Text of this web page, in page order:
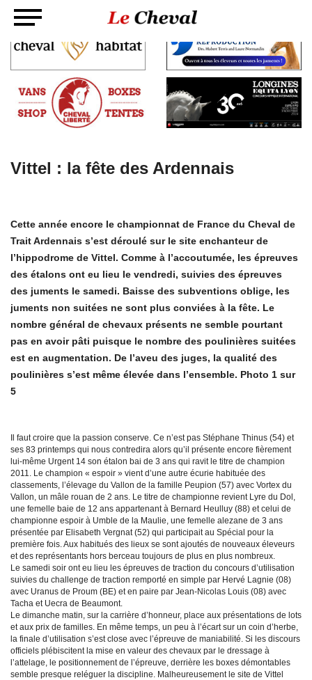
Vittel : la fête des Ardennais
Cette année encore le championnat de France du Cheval de
Trait Ardennais s’est déroulé sur le site enchanteur de
l’hippodrome de Vittel. Comme à l’accoutumée, les épreuves
des étalons ont eu lieu le vendredi, suivies des épreuves
des juments le samedi. Baisse des subventions oblige, les
juments non suitées ne sont plus conviées à la fête. Le
nombre général de chevaux présents ne semble pourtant
pas en avoir pâti puisque le nombre des poulinières suitées
est en augmentation. De l’aveu des juges, la qualité des
poulinières s’est même élevée dans l’ensemble. Photo 1 sur
5
Il faut croire que la passion conserve. Ce n’est pas Stéphane Thinus (54) et
ses 83 printemps qui nous contredira alors qu’il présente encore fièrement
lui-même Urgent 14 son étalon bai de 3 ans qui ravit le titre de champion
2011. Le champion « espoir » vient d’une autre écurie habituée des
classements, l’élevage du Vallon de la famille Peupion (57) avec Vortex du
Vallon, un mâle rouan de 2 ans. Le titre de championne revient Lyre du Dol,
une femelle baie de 12 ans appartenant à Bernard Heulluy (88) et celui de
championne espoir à Umble de la Maulie, une femelle alezane de 3 ans
présentée par Elisabeth Vergnat (52) qui participait au Spécial pour la
première fois. Aux habitués des lieux se sont ajoutés de nouveaux éleveurs
et des représentants hors berceau toujours de plus en plus nombreux.
Le samedi soir ont eu lieu les épreuves de traction du concours d’utilisation
suivies du challenge de traction remporté en simple par Hervé Lagnie (08)
avec Uranus de Proum (BE) et en paire par Jean-Nicolas Louis (08) avec
Tacha et Uecra de Beaumont.
Le dimanche matin, sur la carrière d’honneur, place aux présentations de lots
et aux prix de familles. En même temps, un peu à l’écart sur un coin d’herbe,
la finale d’utilisation s’est close avec l’épreuve de maniabilité. Si les discours
officiels plébiscitent la mise en valeur des chevaux par le dressage à
l’attelage, le positionnement de l’épreuve, derrière les boxes démontables
semble presque reléguer la discipline. Malheureusement le site de Vittel